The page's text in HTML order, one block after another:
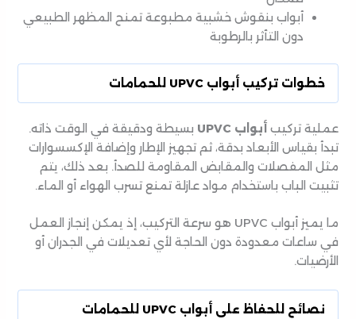
أبواب بنقوش خشبية مطبوعة تمنح المظهر الطبيعي
دون التأثر بالرطوبة
خطوات تركيب أبواب UPVC للحمامات
عملية تركيب أبواب UPVC
بسيطة ودقيقة في الوقت ذاته.
تبدأ بقياس الأبعاد بدقة، ثم تجهيز الإطار وإضافة الإكسسوارات
مثل المفصلات والمقابض المقاومة للصدأ. بعد ذلك، يتم
تثبيت الباب باستخدام مواد عازلة تمنع تسرب الهواء أو الماء.
ما يميز أبواب UPVC هو سرعة التركيب، إذ يمكن إنجاز العمل
في ساعات معدودة دون الحاجة لأي تعديلات في الجدران أو
الأرضيات.
نصائح للحفاظ على أبواب UPVC للحمامات